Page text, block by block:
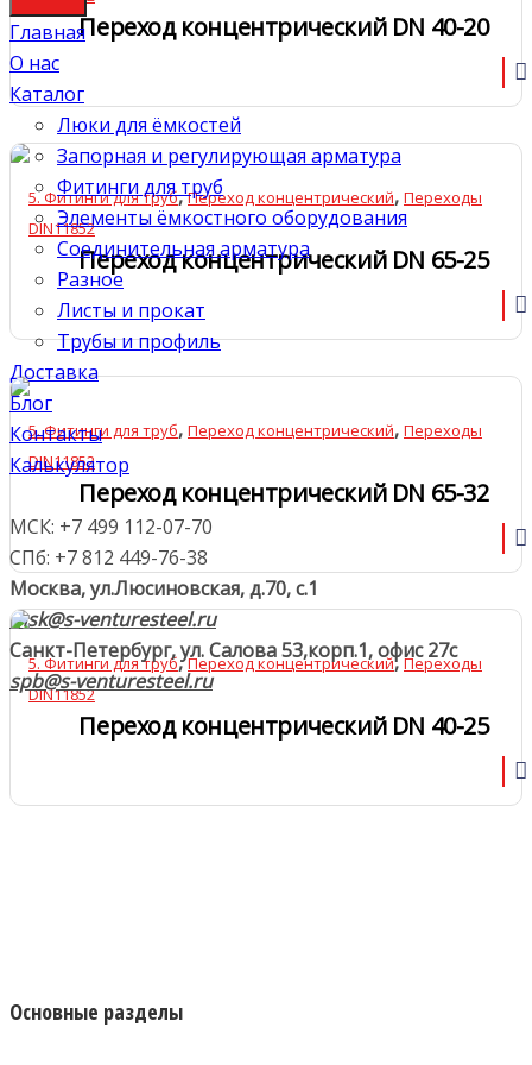
Главная
О нас
Каталог
Люки для ёмкостей
Запорная и регулирующая арматура
Фитинги для труб
Элементы ёмкостного оборудования
Соединительная арматура
Разное
Листы и прокат
Трубы и профиль
Доставка
Блог
Контакты
Калькулятор
МСК: +7 499 112-07-70
СПб: +7 812 449-76-38
Москва, ул.Люсиновская, д.70, с.1
msk@s-venturesteel.ru
Санкт-Петербург, ул. Салова 53,корп.1, офис 27с
spb@s-venturesteel.ru
Переход концентрический DN 40-20
5. Фитинги для труб,Переход концентрический, Переходы
DIN11852
Переход концентрический DN 65-25
5. Фитинги для труб, Переход концентрический, Переходы
DIN11852
Переход концентрический DN 65-32
5. Фитинги для труб,Переход концентрический,Переходы
DIN11852
Переход концентрический DN 40-25
Основные разделы